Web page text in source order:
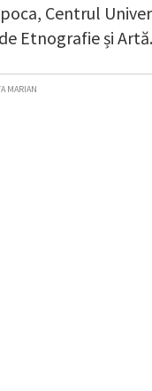
Centrul
Etnografie și Artă
MARIAN